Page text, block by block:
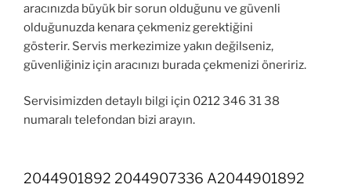
aracınızda büyük bir sorun olduğunu ve güvenli
olduğunuzda kenara çekmeniz gerektiğini
gösterir. Servis merkezimize yakın değilseniz,
güvenliğiniz için aracınızı burada çekmenizi öneririz.
Servisimizden detaylı bilgi için 0212 346 31 38
numaralı telefondan bizi arayın.
2044901892 2044907336 A2044901892